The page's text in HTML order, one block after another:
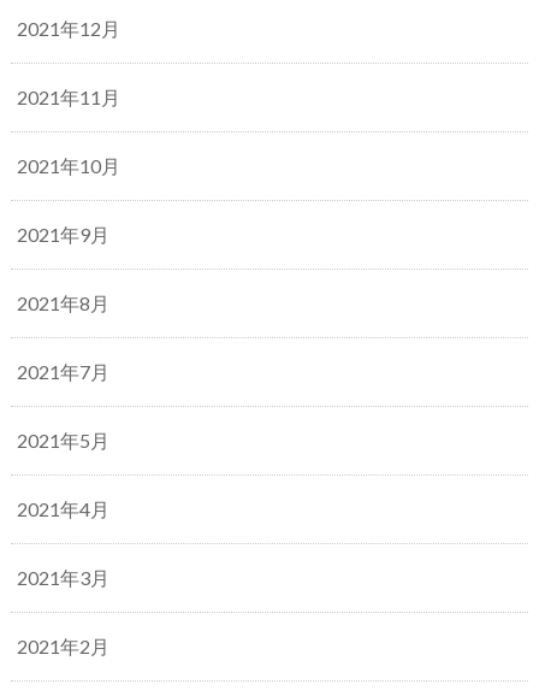
2021年12月
2021年11月
2021年10月
2021年9月
2021年8月
2021年7月
2021年5月
2021年4月
2021年3月
2021年2月